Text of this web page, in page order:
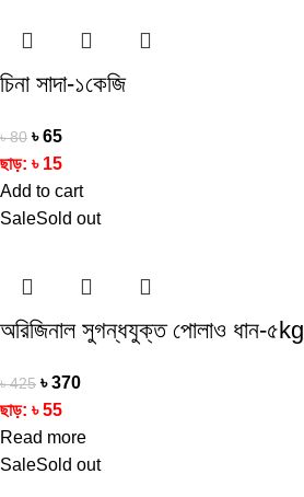
চিনা সাদা-১কেজি
৳80 ৳65
ছাড়: ৳ 15
Add to cart
SaleSold out
অরিজিনাল সুগন্ধযুক্ত পোলাও ধান-৫kg
৳425 ৳370
ছাড়: ৳55
Read more
SaleSold out